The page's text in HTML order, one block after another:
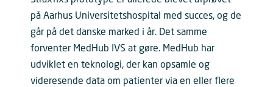
på Aarhus Universitetshospital med succes, og de
går på det danske marked i år. Det samme
forventer MedHub IVS at gøre. MedHub har
udviklet en teknologi, der kan opsamle og
videresende data om patienter via en eller flere